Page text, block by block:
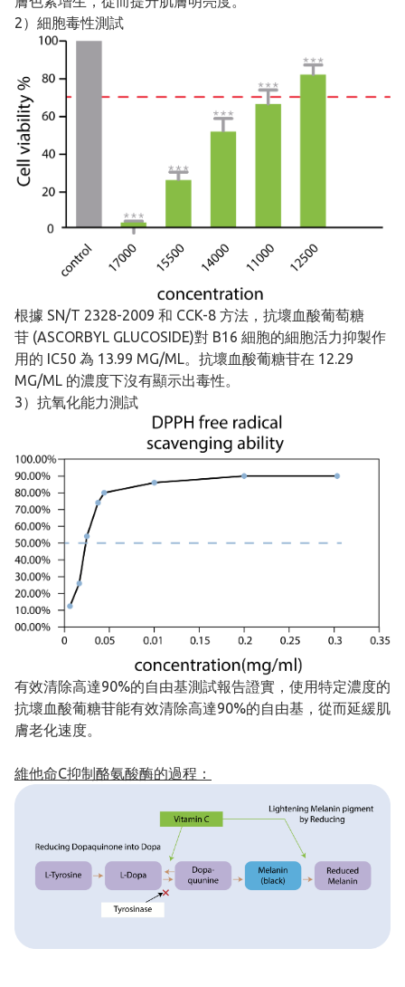
2）細胞毒性測試
根據 SN/T 2328-2009 和 CCK-8 方法，抗壞血酸葡萄糖
苷 (ASCORBYL GLUCOSIDE)對 B16 細胞的細胞活力抑製作
用的 IC50 為 13.99 MG/ML。抗壞血酸葡糖苷在 12.29
MG/ML 的濃度下沒有顯示出毒性。
3）抗氧化能力測試
有效清除高達90%的自由基測試報告證實，使用特定濃度的
抗壞血酸葡糖苷能有效清除高達90%的自由基，從而延緩肌
膚老化速度。
維他命C抑制酪氨酸酶的過程：